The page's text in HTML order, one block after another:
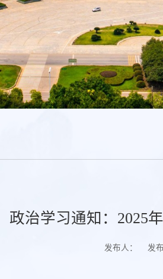
政治学习通知：2025
发布人： 发